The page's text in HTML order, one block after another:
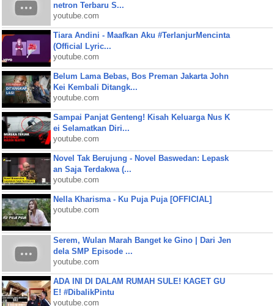
netron Terbaru S...
youtube.com
Tiara Andini - Maafkan Aku #TerlanjurMencinta
(Official Lyric...
youtube.com
Belum Lama Bebas, Bos Preman Jakarta John
Kei Kembali Ditangk...
youtube.com
Sampai Panjat Genteng! Kisah Keluarga Nus K
ei Selamatkan Diri...
youtube.com
Novel Tak Berujung - Novel Baswedan: Lepask
an Saja Terdakwa (...
youtube.com
Nella Kharisma - Ku Puja Puja [OFFICIAL]
youtube.com
Serem, Wulan Marah Banget ke Gino | Dari Jen
dela SMP Episode ...
youtube.com
ADA INI DI DALAM RUMAH SULE! KAGET GU
E! #DibalikPintu
youtube.com